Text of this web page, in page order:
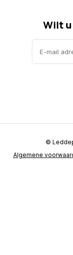
Wilt u
Algemene
©